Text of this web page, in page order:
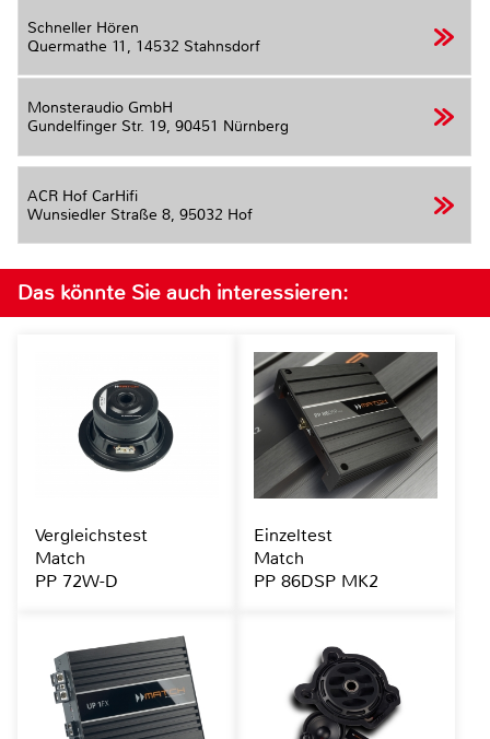
Schneller Hören
Quermathe 11, 14532 Stahnsdorf
Monsteraudio GmbH
Gundelfinger Str. 19, 90451 Nürnberg
ACR Hof CarHifi
Wunsiedler Straße 8, 95032 Hof
Das könnte Sie auch interessieren:
Vergleichstest
Match
PP 72W-D
Einzeltest
Match
PP 86DSP MK2